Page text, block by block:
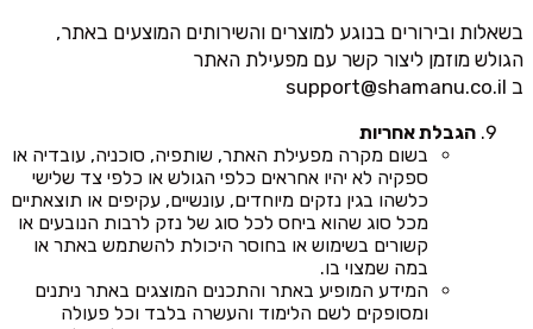
בשאלות ובירורים בנוגע למוצרים והשירותים המוצעים באתר,
הגולש מוזמן ליצור קשר עם מפעילת האתר
ב support@shamanu.co.il
הגבלת אחריות
בשום מקרה מפעילת האתר, שותפיה, סוכניה, עובדיה או
ספקיה לא יהיו אחראים כלפי הגולש או כלפי צד שלישי
כלשהו בגין נזקים מיוחדים, עונשיים, עקיפים או תוצאתיים
מכל סוג שהוא ביחס לכל סוג של נזק לרבות הנובעים או
קשורים בשימוש או בחוסר היכולת להשתמש באתר או
במה שמצוי בו.
המידע המופיע באתר והתכנים המוצגים באתר ניתנים
ומסופקים לשם הלימוד והעשרה בלבד וכל פעולה